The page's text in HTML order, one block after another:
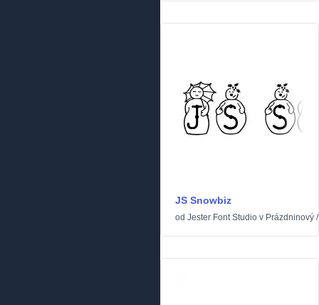
JS Snowbiz
od Jester Font Studio v Prázdninový